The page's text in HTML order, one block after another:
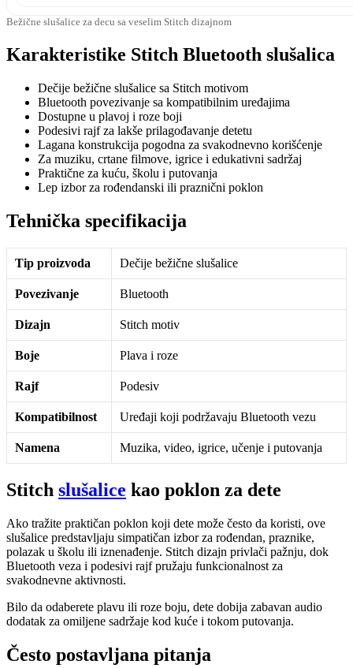
Bežične slušalice za decu sa veselim Stitch dizajnom
Karakteristike Stitch Bluetooth slušalica
Dečije bežične slušalice sa Stitch motivom
Bluetooth povezivanje sa kompatibilnim uređajima
Dostupne u plavoj i roze boji
Podesivi rajf za lakše prilagođavanje detetu
Lagana konstrukcija pogodna za svakodnevno korišćenje
Za muziku, crtane filmove, igrice i edukativni sadržaj
Praktične za kuću, školu i putovanja
Lep izbor za rođendanski ili praznični poklon
Tehnička specifikacija
Tip proizvoda Dečije bežične slušalice
Povezivanje Bluetooth
Dizajn Stitch motiv
Boje Plava i roze
Rajf Podesiv
Kompatibilnost Uređaji koji podržavaju Bluetooth vezu
Namena Muzika, video, igrice, učenje i putovanja
Stitch slušalice kao poklon za dete
Ako tražite praktičan poklon koji dete može često da koristi, ove
slušalice predstavljaju simpatičan izbor za rođendan, praznike,
polazak u školu ili iznenađenje. Stitch dizajn privlači pažnju, dok
Bluetooth veza i podesivi rajf pružaju funkcionalnost za
svakodnevne aktivnosti.
Bilo da odaberete plavu ili roze boju, dete dobija zabavan audio
dodatak za omiljene sadržaje kod kuće i tokom putovanja.
Često postavljana pitanja